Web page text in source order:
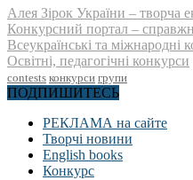
Алея Зірок України – творча
Конкурсний портал –
Всеукраїнські та міжнародні
Освітні, педагогічні конкурси
contests конкурси групи
ПОДПИШИТЕСЬ
РЕКЛАМА на сайте
Творчі новини
English books
Конкурс